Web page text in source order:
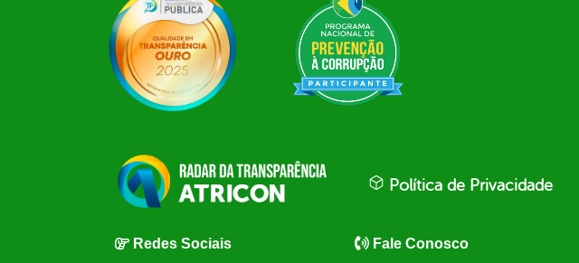
Política de Privacidade
Redes Sociais Fale Conosco